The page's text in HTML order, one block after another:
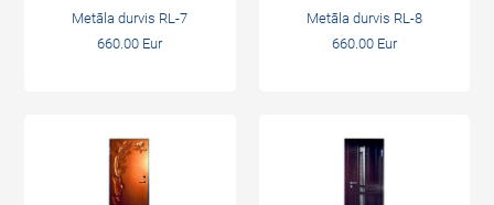
Metāla durvis RL-7
660.00 Eur
Metāla durvis RL-8
660.00 Eur